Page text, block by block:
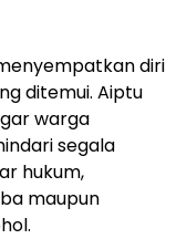
diri
ditemui. Aiptu
warga
segala
hukum,
maupun